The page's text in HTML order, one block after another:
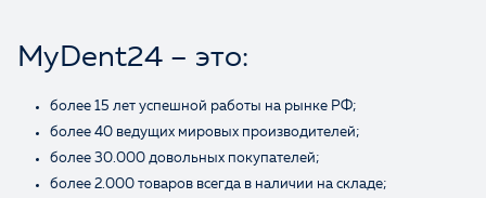
MyDent24 – это:
более 15 лет успешной работы на рынке РФ;
более 40 ведущих мировых производителей;
более 30.000 довольных покупателей;
более 2.000 товаров всегда в наличии на складе;